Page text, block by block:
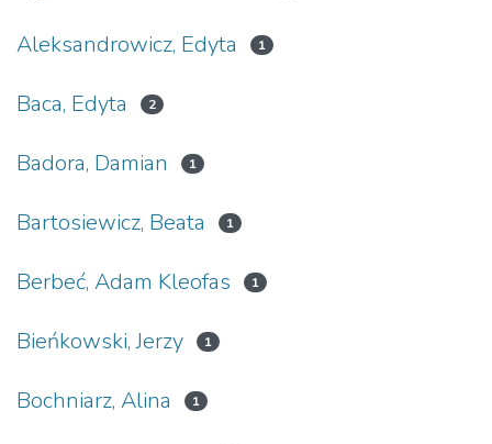
Aleksandrowicz, Edyta 1
Baca, Edyta 2
Badora, Damian 1
Bartosiewicz, Beata 1
Berbeć, Adam Kleofas 1
Bieńkowski, Jerzy 1
Bochniarz, Alina 1